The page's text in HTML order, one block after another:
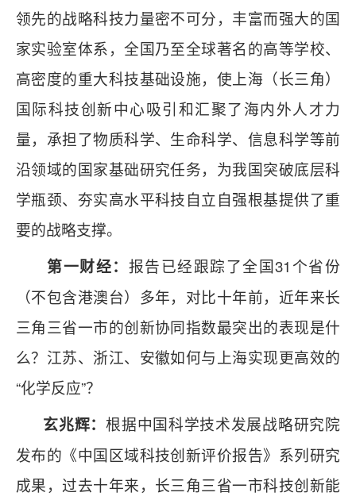
领先的战略科技力量密不可分，丰富而强大的国
家实验室体系，全国乃至全球著名的高等学校、
高密度的重大科技基础设施，使上海（长三角）
国际科技创新中心吸引和汇聚了海内外人才力
量，承担了物质科学、生命科学、信息科学等前
沿领域的国家基础研究任务，为我国突破底层科
学瓶颈、夯实高水平科技自立自强根基提供了重
要的战略支撑。
第一财经： 报告已经跟踪了全国31个省份
（不包含港澳台）多年，对比十年前，近年来长
三角三省一市的创新协同指数最突出的表现是什
么？江苏、浙江、安徽如何与上海实现更高效的
“化学反应”？
玄兆辉：根据中国科学技术发展战略研究院
发布的《中国区域科技创新评价报告》系列研究
成果，过去十年来，长三角三省一市科技创新能